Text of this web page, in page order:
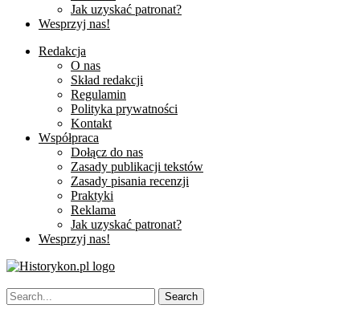
Jak uzyskać patronat?
Wesprzyj nas!
Redakcja
O nas
Skład redakcji
Regulamin
Polityka prywatności
Kontakt
Współpraca
Dołącz do nas
Zasady publikacji tekstów
Zasady pisania recenzji
Praktyki
Reklama
Jak uzyskać patronat?
Wesprzyj nas!